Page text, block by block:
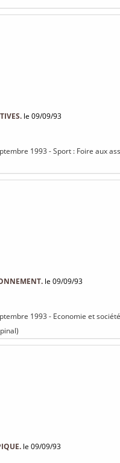
le 09/09/93
1993 - Sport : Foire aux
le 09/09/93
1993 - Economie et
le 09/09/93